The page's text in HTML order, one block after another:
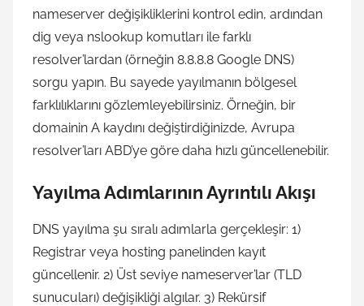
nameserver değişikliklerini kontrol edin, ardından
dig veya nslookup komutları ile farklı
resolver’lardan (örneğin 8.8.8.8 Google DNS)
sorgu yapın. Bu sayede yayılmanın bölgesel
farklılıklarını gözlemleyebilirsiniz. Örneğin, bir
domainin A kaydını değiştirdiğinizde, Avrupa
resolver’ları ABD’ye göre daha hızlı güncellenebilir.
Yayılma Adımlarının Ayrıntılı Akışı
DNS yayılma şu sıralı adımlarla gerçekleşir: 1)
Registrar veya hosting panelinden kayıt
güncellenir. 2) Üst seviye nameserver’lar (TLD
sunucuları) değişikliği algılar. 3) Rekürsif